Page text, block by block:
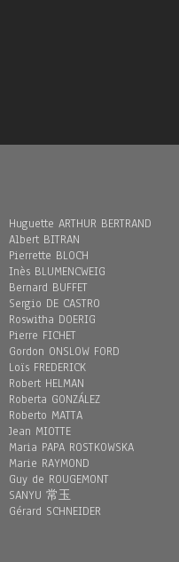
Huguette ARTHUR BERTRAND
Albert BITRAN
Pierrette BLOCH
Inès BLUMENCWEIG
Bernard BUFFET
Sergio DE CASTRO
Roswitha DOERIG
Pierre FICHET
Gordon ONSLOW FORD
Loïs FREDERICK
Robert HELMAN
Roberta GONZÁLEZ
Roberto MATTA
Jean MIOTTE
Maria PAPA ROSTKOWSKA
Marie RAYMOND
Guy de ROUGEMONT
SANYU 常玉
Gérard SCHNEIDER